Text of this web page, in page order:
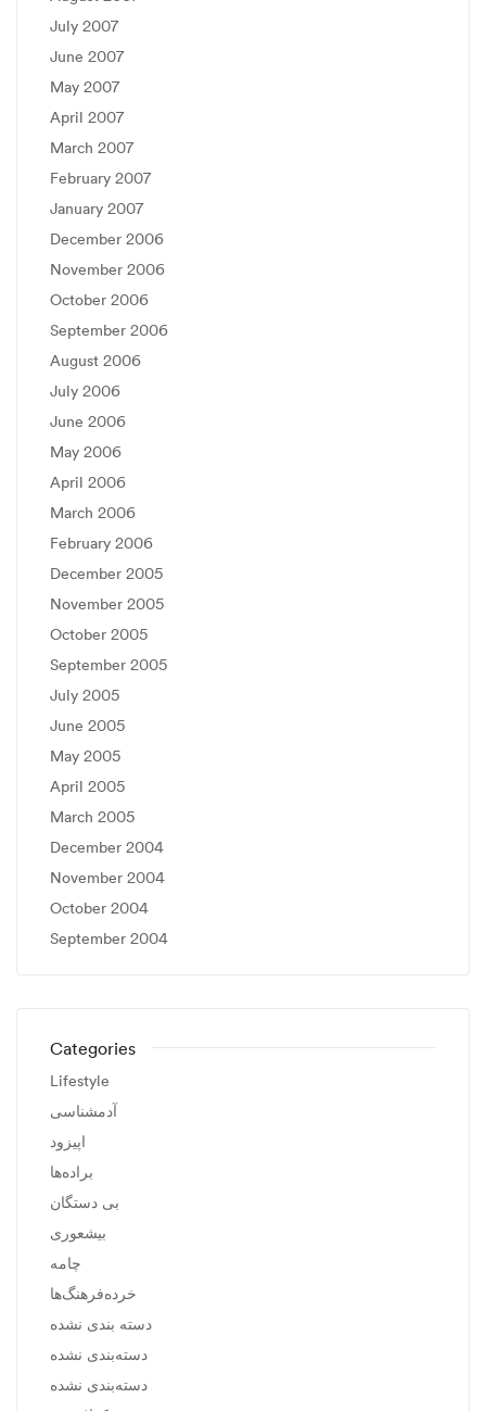
July 2007
June 2007
May 2007
April 2007
March 2007
February 2007
January 2007
December 2006
November 2006
October 2006
September 2006
August 2006
July 2006
June 2006
May 2006
April 2006
March 2006
February 2006
December 2005
November 2005
October 2005
September 2005
July 2005
June 2005
May 2005
April 2005
March 2005
December 2004
November 2004
October 2004
September 2004
Categories
Lifestyle
آدمشناسی
اپیزود
براده‌ها
بی دستگان
بیشعوری
چامه
خرده‌فرهنگ‌ها
دسته بندی نشده
دسته‌بندی نشده
دسته‌بندی نشده